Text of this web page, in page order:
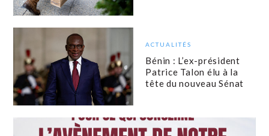
ACTUALITÉS
Bénin : L’ex-président
Patrice Talon élu à la
tête du nouveau Sénat